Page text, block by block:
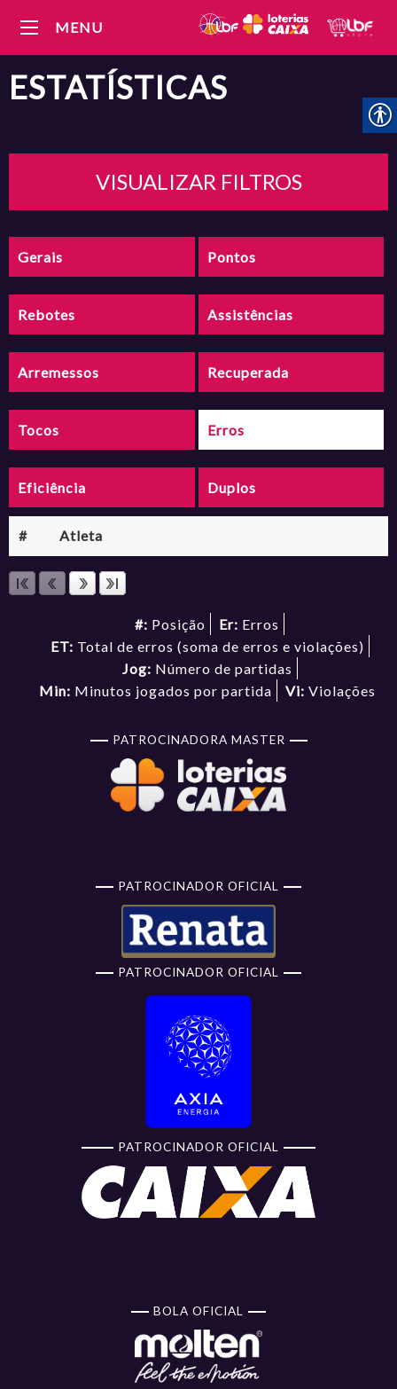
MENU
ESTATÍSTICAS
VISUALIZAR FILTROS
Gerais Pontos
Rebotes Assistências
Arremessos Recuperada
Tocos Erros
Eficiência Duplos
# Atleta
#: Posição Er: Erros
ET: Total de erros (soma de erros e violações)
Jog: Número de partidas
Min: Minutos jogados por partida Vi: Violações
PATROCINADORA MASTER
PATROCINADOR OFICIAL
PATROCINADOR OFICIAL
PATROCINADOR OFICIAL
BOLA OFICIAL